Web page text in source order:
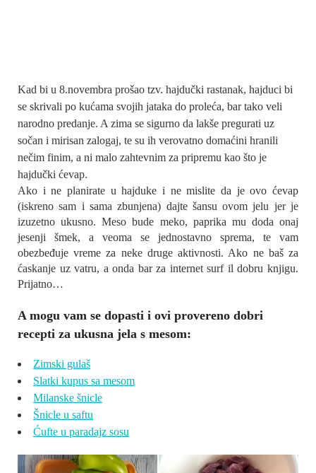
Kad bi u 8.novembra prošao tzv. hajdučki rastanak, hajduci bi
se skrivali po kućama svojih jataka do proleća, bar tako veli
narodno predanje. A zima se sigurno da lakše pregurati uz
sočan i mirisan zalogaj, te su ih verovatno domaćini hranili
nečim finim, a ni malo zahtevnim za pripremu kao što je
hajdučki ćevap.
Ako i ne planirate u hajduke i ne mislite da je ovo ćevap
(iskreno sam i sama zbunjena) dajte šansu ovom jelu jer je
izuzetno ukusno. Meso bude meko, paprika mu doda onaj
jesenji šmek, a veoma se jednostavno sprema, te vam
obezbeđuje vreme za neke druge aktivnosti. Ako ne baš za
ćaskanje uz vatru, a onda bar za internet surf il dobru knjigu.
Prijatno…
A mogu vam se dopasti i ovi provereno dobri
recepti za ukusna jela s mesom:
Zimski gulaš
Slatki kupus sa mesom
Milanske šnicle
Šnicle u saftu
Ćufte u paradajz sosu